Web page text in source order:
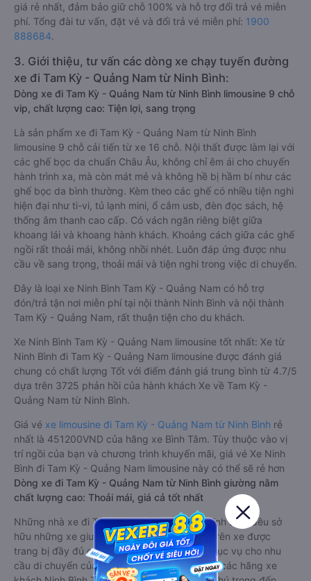
giá rẻ nhất, đảm bảo giữ chỗ 100% và hỗ trợ đổi trả vé miễn
phí. Tổng đài tư vấn, đặt vé và đổi trả vé miễn phí: 1900
888684.
3. Giới thiệu, tư vấn các dòng xe chạy tuyến đường
xe đi Tam Kỳ - Quảng Nam từ Ninh Bình:
Dòng xe đi Tam Kỳ - Quảng Nam từ Ninh Bình limousine 9 chỗ
vip, chất lượng cao: Tiện lợi, sang trọng
Là sản phẩm xe đi Tam Kỳ - Quảng Nam từ Ninh Bình
limousine 9 chỗ cải tiến từ xe 16 chỗ. Nội thất được làm lại với
các ghế bọc da chuẩn Châu Âu, không chỉ êm ái cho chuyến
hành trình xa, mà còn mát mẻ và không hề bị hầm bí như các
ghế bọc da bình thường. Kèm theo các ghế có nhiều tiện nghi
hiện đại như ti-vi, tủ lạnh mini, ổ cắm usb, đèn đọc sách, hệ
thống âm thanh cao cấp. Có vách ngăn riêng biệt giữa
khoang lái và khoang hành khách. Khoảng cách giữa các ghế
ngồi rất thoải mái, không nhồi nhét. Luôn đáp ứng được nhu
cầu về sang trọng, thoải mái và tiện nghi trong việc di chuyển.
Đây là loại xe Ninh Bình Tam Kỳ - Quảng Nam có hỗ trợ
đón/trả tận nơi miễn phí tại nội thành Ninh Bình và nội thành
Tam Kỳ - Quảng Nam, rất thuận tiện cho du khách.
Xe Ninh Bình Tam Kỳ - Quảng Nam limousine tốt nhất: Xe từ
Ninh Bình đi Tam Kỳ - Quảng Nam limousine được đánh giá
chung có chất lượng Tốt với điểm đánh giá trung bình từ 4.7/5
dựa trên 3725 phản hồi của hành khách Xe về Tam Kỳ -
Quảng Nam từ Ninh Bình.
Giá vé xe limousine đi Tam Kỳ - Quảng Nam từ Ninh Bình rẻ
nhất là 451200VND của hãng xe Bình Tâm. Tùy thuộc vào vị
trí ngồi của bạn và chương trình khuyến mãi, giá vé Xe Ninh
Bình đi Tam Kỳ - Quảng Nam limousine này có thể sẽ rẻ hơn
Dòng xe đi Tam Kỳ - Quảng Nam từ Ninh Bình giường nằm
chất lượng cao: Thoải mái, giá cả tốt nhất
Những nhà xe đi Tam Kỳ - Quảng Nam từ Ninh Bình đều sở
hữu những xe giường nằm chất lượng cao. Trên xe được
trang bị đầy đủ các trang thiết bị hiện đại phục vụ cho nhu
cầu di chuyển của hành khách. Bên cạnh đó, các hãng xe